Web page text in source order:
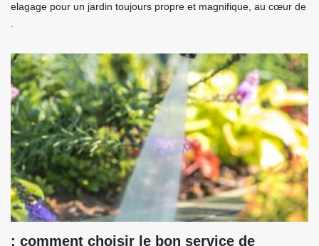
elagage pour un jardin toujours propre et magnifique, au cœur de
.
: comment choisir le bon service de